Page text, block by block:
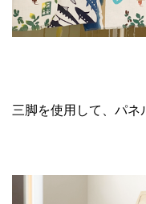
三脚を使用して、パネ